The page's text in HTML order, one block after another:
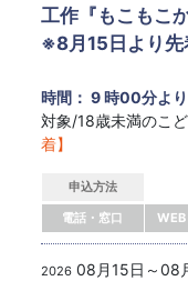
工作『もこもこ
※8月15日より先
時間： 9 時00分よ
対象/18歳未満のこ
着】
申込方法
電話・窓口
WEB
2026 08月15日～08